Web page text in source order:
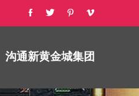
沟通新黄金城集团